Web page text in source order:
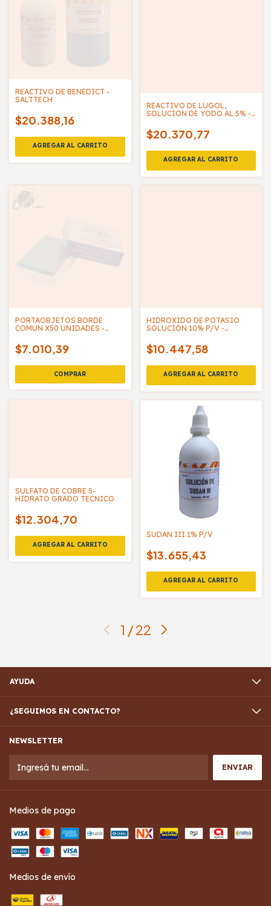
REACTIVO DE BENEDICT -
SALTTECH
$20.388,16
REACTIVO DE LUGOL,
SOLUCION DE YODO AL 5% -
$20.370,77
PORTAOBJETOS BORDE
COMUN X50 UNIDADES -
$7.010,39
HIDROXIDO DE POTASIO
SOLUCION 10% P/V -
$10.447,58
SULFATO DE COBRE 5-
HIDRATO GRADO TECNICO
$12.304,70
SUDAN III 1% P/V
$13.655,43
1 /22
AYUDA
¿SEGUIMOS EN CONTACTO?
NEWSLETTER
Medios de pago
Medios de envío